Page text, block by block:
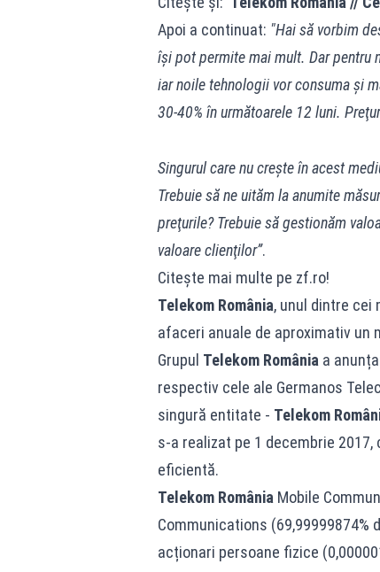
Apoi a continuat: "Hai să vorbim
îşi pot permite mai mult. Dar pentru
iar noile tehnologii vor consuma şi
30-40% în următoarele 12 luni.
Singurul care nu creşte în acest
Trebuie să ne uităm la anumite
preţurile? Trebuie să gestionăm
valoare clienţilor”.
Citește mai multe pe zf.ro!
Telekom România, unul dintre cei
afaceri anuale de aproximativ un
Grupul Telekom România a
respectiv cele ale Germanos
singură entitate - Telekom
s-a realizat pe 1 decembrie
eficientă.
Telekom România Mobile
Communications (69,99999874%
acționari persoane fizice